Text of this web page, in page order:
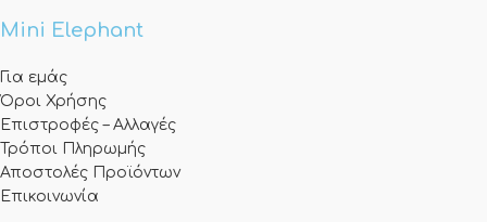
Mini Elephant
Για εμάς
Όροι Χρήσης
Επιστροφές – Αλλαγές
Τρόποι Πληρωμής
Αποστολές Προϊόντων
Επικοινωνία